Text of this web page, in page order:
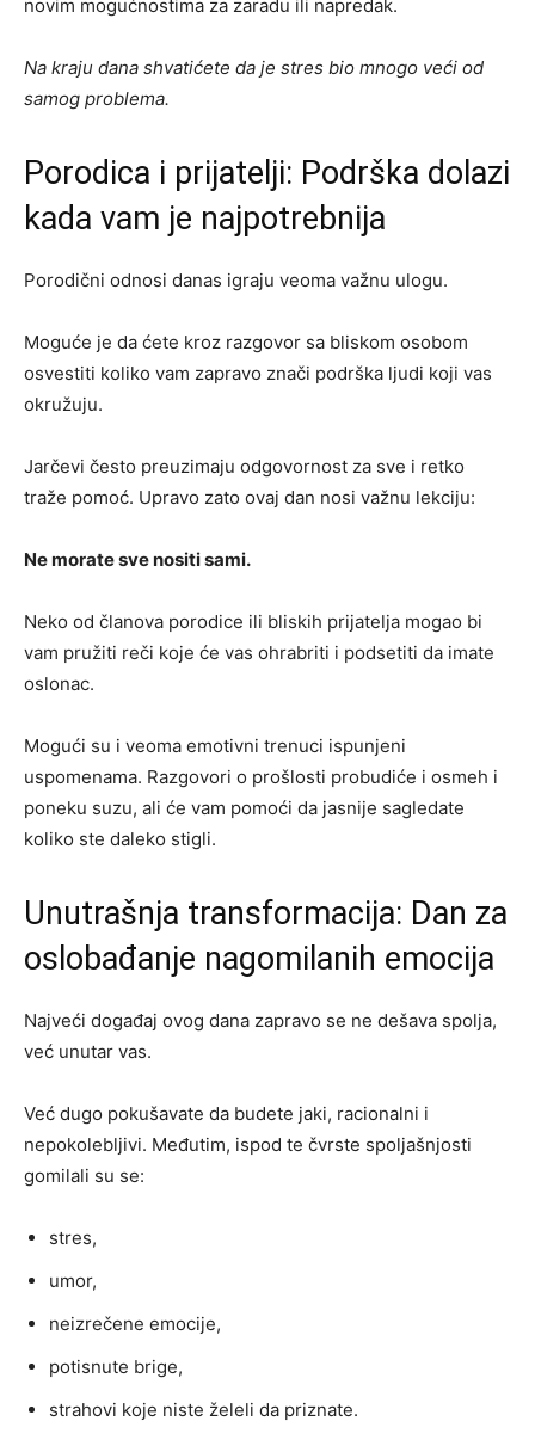
novim mogućnostima za zaradu ili napredak.
Na kraju dana shvatićete da je stres bio mnogo veći od
samog problema.
Porodica i prijatelji: Podrška dolazi
kada vam je najpotrebnija
Porodični odnosi danas igraju veoma važnu ulogu.
Moguće je da ćete kroz razgovor sa bliskom osobom
osvestiti koliko vam zapravo znači podrška ljudi koji vas
okružuju.
Jarčevi često preuzimaju odgovornost za sve i retko
traže pomoć. Upravo zato ovaj dan nosi važnu lekciju:
Ne morate sve nositi sami.
Neko od članova porodice ili bliskih prijatelja mogao bi
vam pružiti reči koje će vas ohrabriti i podsetiti da imate
oslonac.
Mogući su i veoma emotivni trenuci ispunjeni
uspomenama. Razgovori o prošlosti probudiće i osmeh i
poneku suzu, ali će vam pomoći da jasnije sagledate
koliko ste daleko stigli.
Unutrašnja transformacija: Dan za
oslobađanje nagomilanih emocija
Najveći događaj ovog dana zapravo se ne dešava spolja,
već unutar vas.
Već dugo pokušavate da budete jaki, racionalni i
nepokolebljivi. Međutim, ispod te čvrste spoljašnjosti
gomilali su se:
stres,
umor,
neizrečene emocije,
potisnute brige,
strahovi koje niste želeli da priznate.